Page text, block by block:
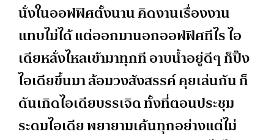
นั่งในออฟฟิศตั้งนาน คิดงานเรื่องงาน
แทบไม่ได้ แต่ออกมานอกออฟฟิศทีไร ไอ
เดียหลั่งไหลเข้ามาทุกที อาบน้ำอยู่ดีๆ ก็ปิ๊ง
ไอเดียขึ้นมา ล้อมวงสังสรรค์ คุยเล่นกัน ก็
ดันเกิดไอเดียบรรเจิด ทั้งที่ตอนประชุม
ระดมไอเดีย พยายามเค้นทุกอย่างแต่ไม่